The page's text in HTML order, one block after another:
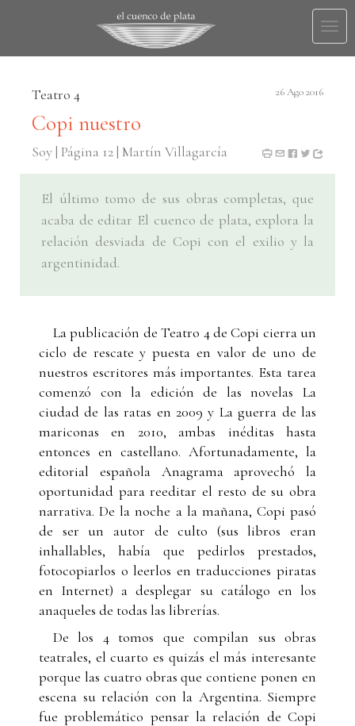
Teatro 4 26 Ago 2016
Copi nuestro
Soy | Página 12 | Martín Villagarcía
El último tomo de sus obras completas, que
acaba de editar El cuenco de plata, explora la
relación desviada de Copi con el exilio y la
argentinidad.
La publicación de Teatro 4 de Copi cierra un
ciclo de rescate y puesta en valor de uno de
nuestros escritores más importantes. Esta tarea
comenzó con la edición de las novelas La
ciudad de las ratas en 2009 y La guerra de las
mariconas en 2010, ambas inéditas hasta
entonces en castellano. Afortunadamente, la
editorial española Anagrama aprovechó la
oportunidad para reeditar el resto de su obra
narrativa. De la noche a la mañana, Copi pasó
de ser un autor de culto (sus libros eran
inhallables, había que pedirlos prestados,
fotocopiarlos o leerlos en traducciones piratas
en Internet) a desplegar su catálogo en los
anaqueles de todas las librerías.
De los 4 tomos que compilan sus obras
teatrales, el cuarto es quizás el más interesante
porque las cuatro obras que contiene ponen en
escena su relación con la Argentina. Siempre
fue problemático pensar la relación de Copi